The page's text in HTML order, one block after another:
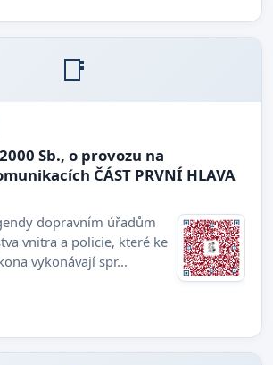
📑
Sb., o provozu na
ČÁST PRVNÍ HLAVA
dopravním úřadům
vnitra a policie, které ke
vykonávají spr...